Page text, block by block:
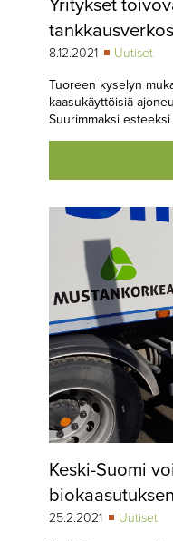
Yritykset
8.12.2021 Uutiset
Tuoreen kyselyn
kaasukäyttöisiä
Suurimmaksi
Keski-Suomi
biokaasutuksen
25.2.2021 Uutiset